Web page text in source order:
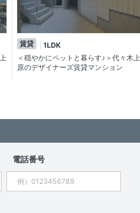
賃貸
1LDK
＜穏やかにペットと暮らす♪＞代々木上
原のデザイナーズ賃貸マンション
電話番号